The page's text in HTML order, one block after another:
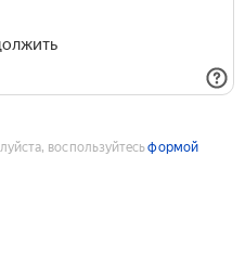
воспользуйтесьформой